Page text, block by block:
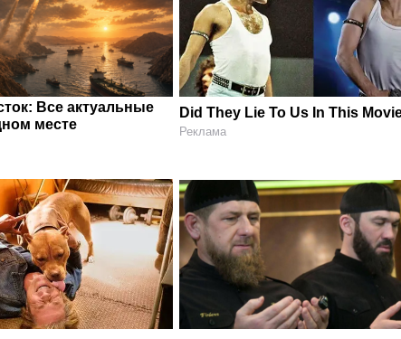
Все актуальные
месте
Did They Lie To Us In This
Реклама